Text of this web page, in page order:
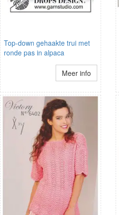
Top-down gehaakte trui met
ronde pas in alpaca
Meer info